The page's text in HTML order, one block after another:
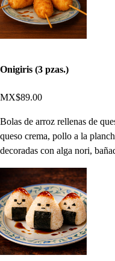
Onigiris (3 pzas.)
MX$89.00
Bolas de arroz rellenas de
queso crema, pollo a la
decoradas con alga nori,